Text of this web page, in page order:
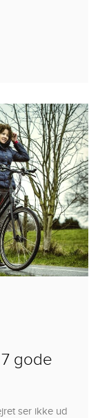
gode
ser ikke ud